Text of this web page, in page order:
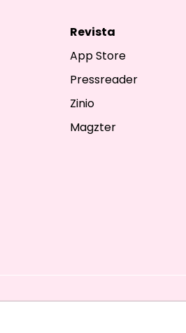
Revista
App Store
Pressreader
Zinio
Magzter
TODOS LOS DERECHOS